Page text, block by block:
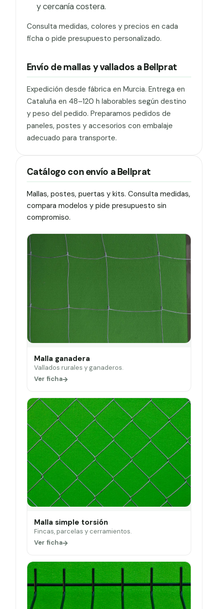
y cercanía costera.
Consulta medidas, colores y precios en cada
ficha o pide presupuesto personalizado.
Envío de mallas y vallados a Bellprat
Expedición desde fábrica en Murcia. Entrega en
Cataluña en 48–120 h laborables según destino
y peso del pedido. Preparamos pedidos de
paneles, postes y accesorios con embalaje
adecuado para transporte.
Catálogo con envío a Bellprat
Mallas, postes, puertas y kits. Consulta medidas,
compara modelos y pide presupuesto sin
compromiso.
Malla ganadera
Vallados rurales y ganaderos.
Ver ficha
Malla simple torsión
Fincas, parcelas y cerramientos.
Ver ficha